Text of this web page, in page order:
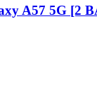
A57 5G [2